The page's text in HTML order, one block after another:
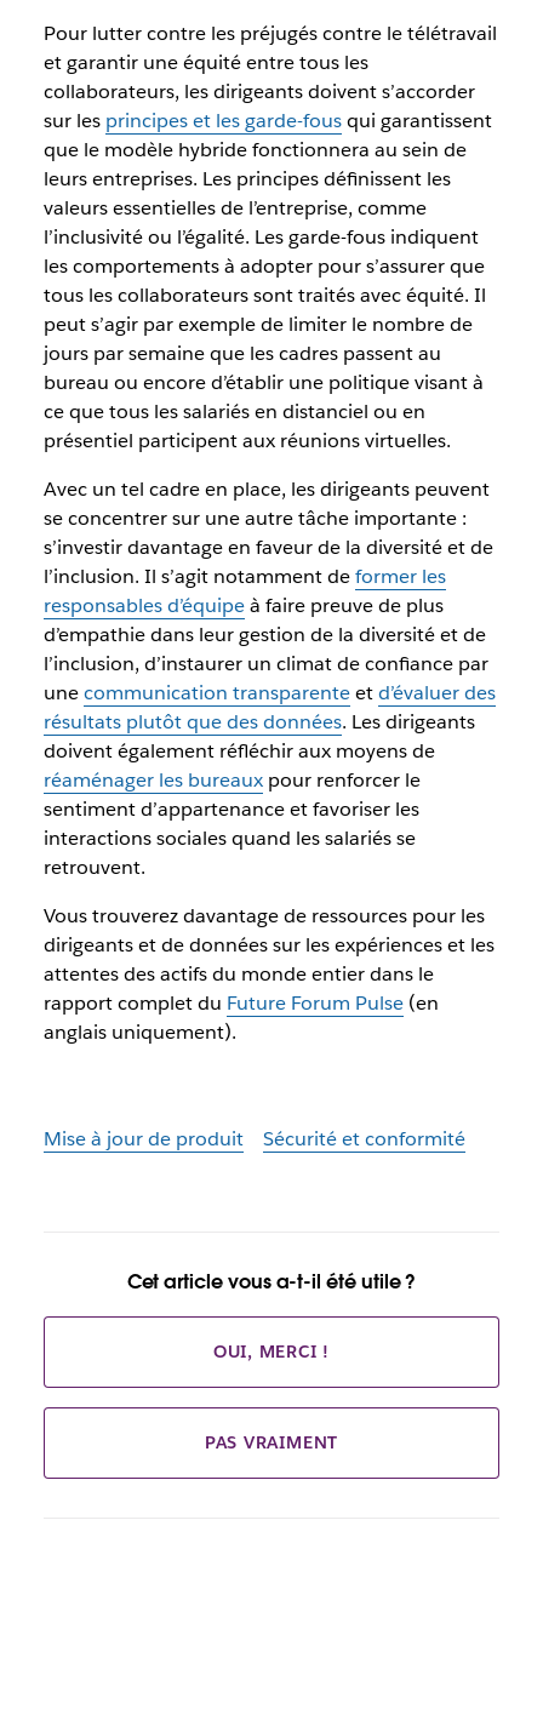
Pour lutter contre les préjugés contre le télétravail
et garantir une équité entre tous les
collaborateurs, les dirigeants doivent s’accorder
sur les principes et les garde-fousqui garantissent
que le modèle hybride fonctionnera au sein de
leurs entreprises. Les principes définissent les
valeurs essentielles de l’entreprise, comme
l’inclusivité ou l’égalité. Les garde-fous indiquent
les comportements à adopter pour s’assurer que
tous les collaborateurs sont traités avec équité. Il
peut s’agir par exemple de limiter le nombre de
jours par semaine que les cadres passent au
bureau ou encore d’établir une politique visant à
ce que tous les salariés en distanciel ou en
présentiel participent aux réunions virtuelles.
Avec un tel cadre en place, les dirigeants peuvent
se concentrer sur une autre tâche importante :
s’investir davantage en faveur de la diversité et de
l’inclusion. Il s’agit notamment deformer les
responsables d’équipeà faire preuve de plus
d’empathie dans leur gestion de la diversité et de
l’inclusion, d’instaurer un climat de confiance par
unecommunication transparenteetd’évaluer des
résultats plutôt que des données. Les dirigeants
doivent également réfléchir aux moyens de
réaménager les bureauxpour renforcer le
sentiment d’appartenance et favoriser les
interactions sociales quand les salariés se
retrouvent.
Vous trouverez davantage de ressources pour les
dirigeants et de données sur les expériences et les
attentes des actifs du monde entier dans le
rapport complet du Future Forum Pulse(en
anglais uniquement).
Mise à jour de produit Sécurité et conformité
Cet article vous a-t-il été utile ?
OUI, MERCI !
PAS VRAIMENT